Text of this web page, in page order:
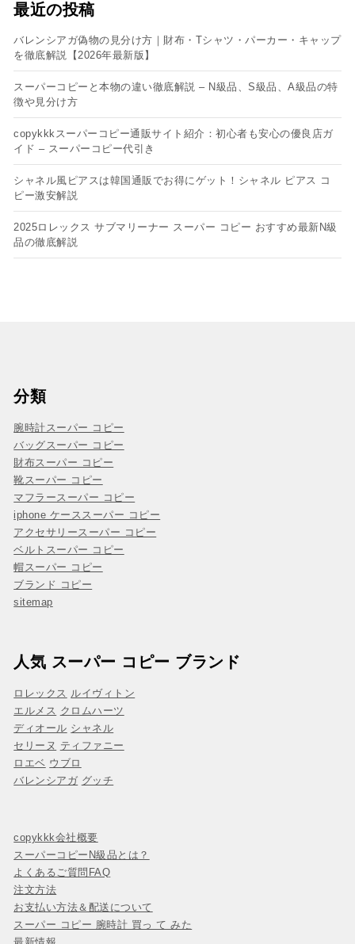
最近の投稿
バレンシアガ偽物の見分け方｜財布・Tシャツ・パーカー・キャップ
を徹底解説【2026年最新版】
スーパーコピーと本物の違い徹底解説 – N級品、S級品、A級品の特
徴や見分け方
copykkkスーパーコピー通販サイト紹介：初心者も安心の優良店ガ
イド – スーパーコピー代引き
シャネル風ピアスは韓国通販でお得にゲット！シャネル ピアス コ
ピー​激安解説
2025ロレックス サブマリーナー スーパー コピー おすすめ最新N級
品の徹底解説
分類
腕時計スーパー コピー
バッグスーパー コピー
財布スーパー コピー
靴スーパー コピー
マフラースーパー コピー
iphone ケーススーパー コピー
アクセサリースーパー コピー
ベルトスーパー コピー
帽スーパー コピー
ブランド コピー
sitemap
人気 スーパー コピー ブランド
ロレックス ルイヴィトン
エルメス クロムハーツ
ディオール シャネル
セリーヌ ティファニー
ロエベ ウブロ
バレンシアガ グッチ
copykkk会社概要
スーパーコピーN級品とは？
よくあるご質問FAQ
注文方法
お支払い方法＆配送について
スーパー コピー 腕時計 買っ て みた